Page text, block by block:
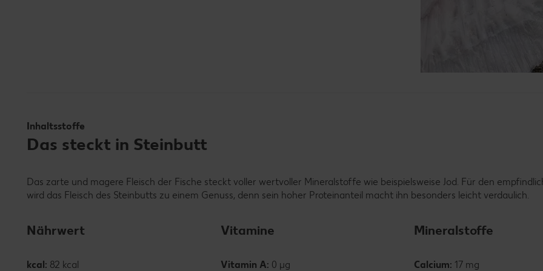
Inhaltsstoffe
Das steckt in Steinbutt
Das zarte und magere Fleisch der Fische steckt voller wertvoller Mineralstoffe wie beispielsweise Jod. Für den
wird das Fleisch des Steinbutts zu einem Genuss, denn sein hoher Proteinanteil macht ihn besonders leicht verdaulich.
Nährwert
kcal: 82 kcal
Vitamine
Vitamin A: 0 µg
Mineralstoffe
Calcium: 17 mg